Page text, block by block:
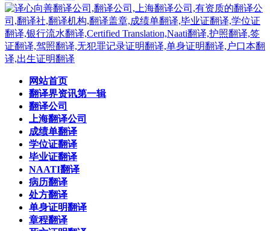
网站首页
翻译界资讯第一辑
翻译公司
上海翻译公司
成绩单翻译
学位证翻译
毕业证翻译
NAATI翻译
病历翻译
处方翻译
单身证明翻译
章程翻译